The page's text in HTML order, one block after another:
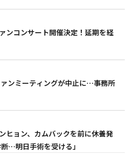
ンコンサート開催決定！延期を経
ンミーティングが中止に…事務所
ヒョン、カムバックを前に休養発
…明日手術を受ける」